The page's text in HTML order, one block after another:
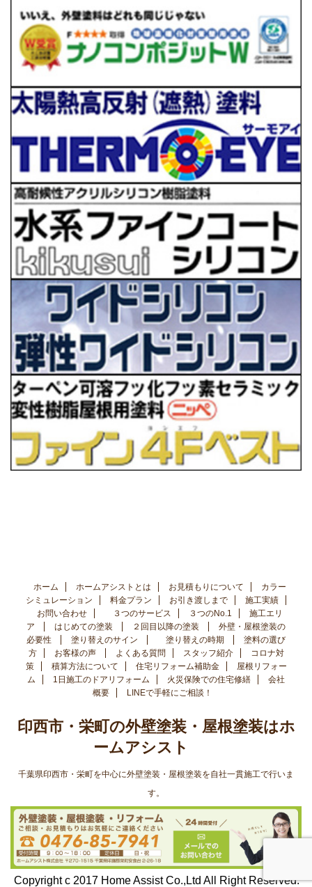
ホーム ホームアシストとは お見積もりについて
カラー
シミュレーション
料金プラン お引き渡しまで
施工実績
お問い合わせ
３つのサービス ３つのNo.1
施工エリ
ア
はじめての塗装 ２回目以降の塗装
外壁・屋根塗装の
必要性
塗り替えのサイン 塗り替えの時期
塗料の選び
方
お客様の声 よくある質問 スタッフ紹介
コロナ対
策
積算方法について 住宅リフォーム補助金
屋根リフォー
ム
1日施工のドアリフォーム 火災保険での住宅修繕
会社
概要
LINEで手軽にご相談！
印西市・栄町の外壁塗装・屋根塗装はホ
ームアシスト
千葉県印西市・栄町を中心に外壁塗装・屋根塗装を自社一貫施工で行いま
す。
Copyright c 2017 Home Assist Co.,Ltd All Right Reserved.